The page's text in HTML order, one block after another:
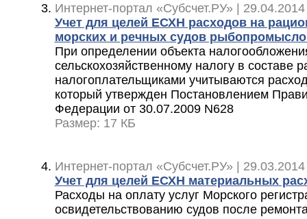
Интернет-портал «Субсчет.РУ» |
Учет для целей ЕСХН расходов на
морских и речных судов
При определении объекта
сельскохозяйственному налогу в составе
налогоплательщиками учитываются
который утвержден Постановлением
Федерации от 30.07.2009 N628
Размер: 17 КБ
Интернет-портал «Субсчет.РУ» |
Учет для целей ЕСХН материальных
Расходы на оплату услуг Морского
освидетельствованию судов после